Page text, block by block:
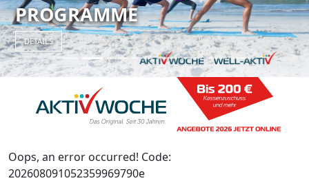
PROGRAMME
DETAILS
Oops, an error occurred! Code:
202608091052359969790e